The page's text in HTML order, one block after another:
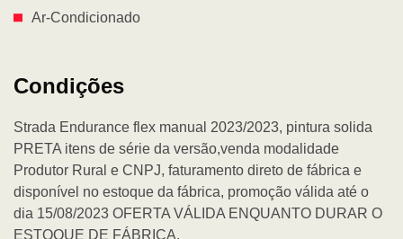
Ar-Condicionado
Condições
Strada Endurance flex manual 2023/2023, pintura solida
PRETA itens de série da versão,venda modalidade
Produtor Rural e CNPJ, faturamento direto de fábrica e
disponível no estoque da fábrica, promoção válida até o
dia 15/08/2023 OFERTA VÁLIDA ENQUANTO DURAR O
ESTOQUE DE FÁBRICA.